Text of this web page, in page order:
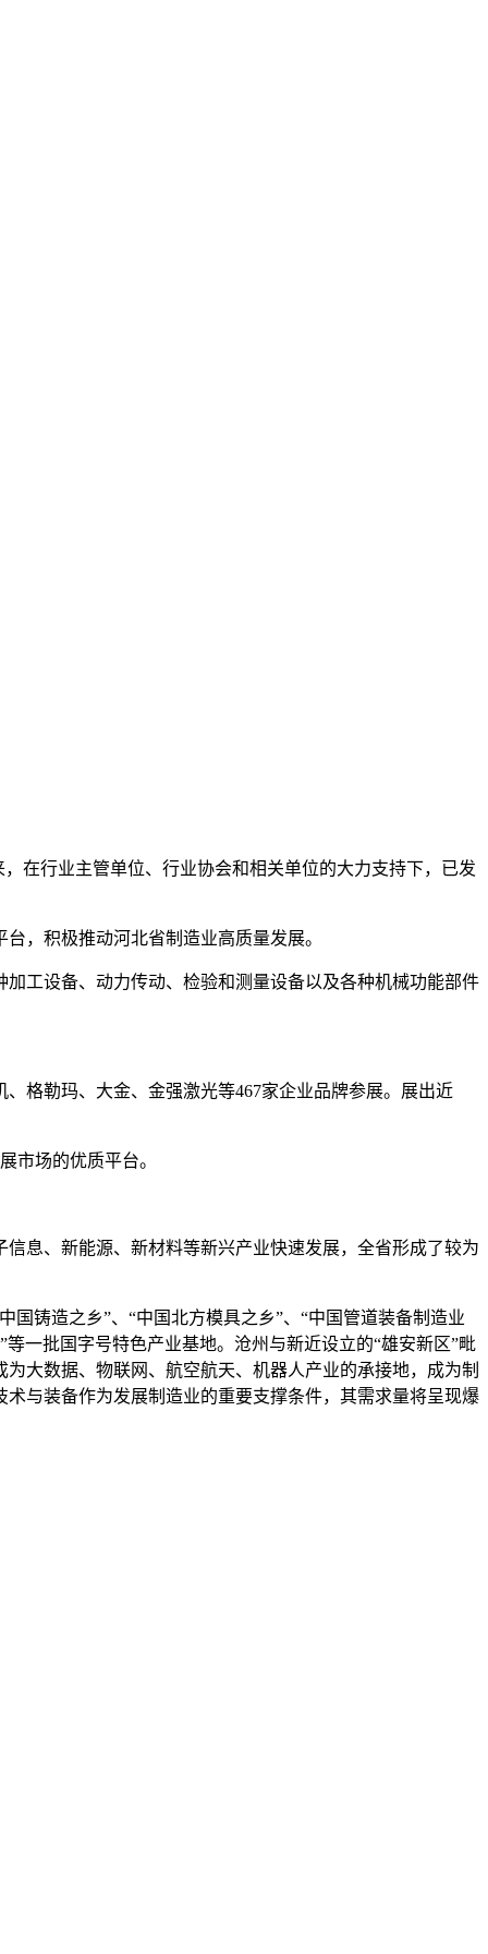
在行业主管单位、行业协会和相关单位的大力支持下，已发
，积极推动河北省制造业高质量发展。
工设备、动力传动、检验和测量设备以及各种机械功能部件
格勒玛、大金、金强激光等467家企业品牌参展。展出近
市场的优质平台。
息、新能源、新材料等新兴产业快速发展，全省形成了较为
铸造之乡”、“中国北方模具之乡”、“中国管道装备制造业
一批国字号特色产业基地。沧州与新近设立的“雄安新区”毗
大数据、物联网、航空航天、机器人产业的承接地，成为制
与装备作为发展制造业的重要支撑条件，其需求量将呈现爆